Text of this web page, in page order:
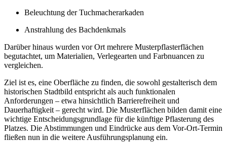
Beleuchtung der Tuchmacherarkaden
Anstrahlung des Bachdenkmals
Darüber hinaus wurden vor Ort mehrere Musterpflasterflächen
begutachtet, um Materialien, Verlegearten und Farbnuancen zu
vergleichen.
Ziel ist es, eine Oberfläche zu finden, die sowohl gestalterisch dem
historischen Stadtbild entspricht als auch funktionalen
Anforderungen – etwa hinsichtlich Barrierefreiheit und
Dauerhaftigkeit – gerecht wird. Die Musterflächen bilden damit eine
wichtige Entscheidungsgrundlage für die künftige Pflasterung des
Platzes. Die Abstimmungen und Eindrücke aus dem Vor-Ort-Termin
fließen nun in die weitere Ausführungsplanung ein.